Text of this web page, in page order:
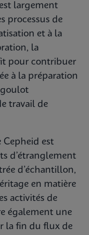
est largement
processus de
et à la
la
pour contribuer
à la préparation
goulot
travail de
Cepheid est
d’étranglement
d’échantillon,
en matière
activités de
également une
la fin du flux de